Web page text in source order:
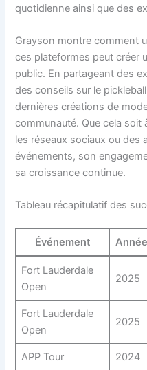
quotidienne ainsi que des
Grayson montre comment
ces plateformes peut créer
public. En partageant des
des conseils sur le
dernières créations de
communauté. Que cela
les réseaux sociaux ou des
événements, son
sa croissance continue.
Tableau récapitulatif des
Événement Année
Fort Lauderdale
Open
2025
Fort Lauderdale
Open
2025
APP Tour 2024